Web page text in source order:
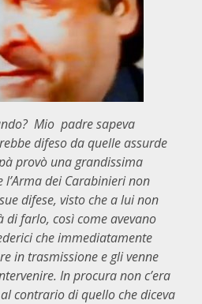
Mio padre sapeva
difeso da quelle assurde
provò una grandissima
dei Carabinieri non
difese, visto che a lui non
farlo, così come avevano
che immediatamente
in trasmissione e gli venne
In procura non c’era
contrario di quello che diceva